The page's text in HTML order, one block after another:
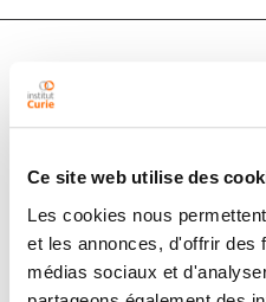
Ce site web utilise des
Les cookies nous
et les annonces, d'offrir des
médias sociaux et
Auteurs
Francesca Cole, Valérie
Membres